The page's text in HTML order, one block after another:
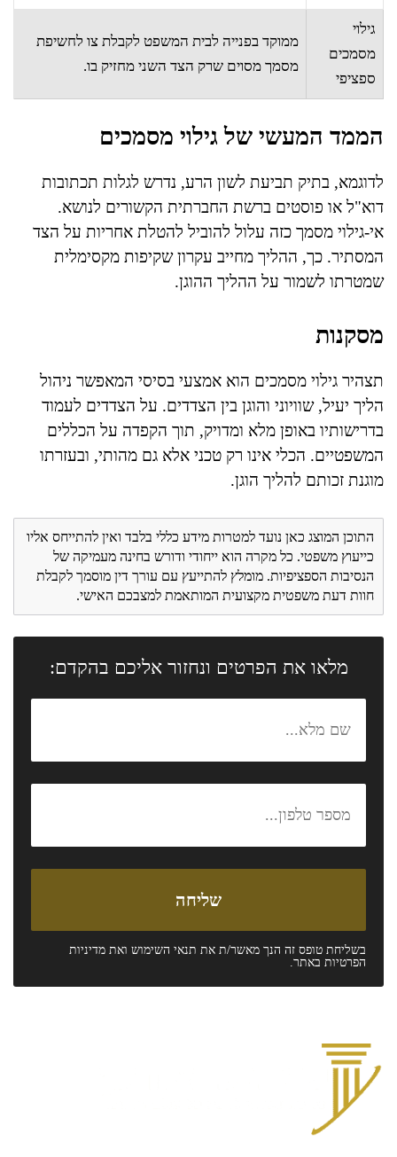
גילוי
מסמכים
ספציפי
ממוקד בפנייה לבית המשפט לקבלת צו לחשיפת
מסמך מסוים שרק הצד השני מחזיק בו.
הממד המעשי של גילוי מסמכים
לדוגמא, בתיק תביעת לשון הרע, נדרש לגלות תכתובות
דוא"ל או פוסטים ברשת החברתית הקשורים לנושא.
אי-גילוי מסמך כזה עלול להוביל להטלת אחריות על הצד
המסתיר. כך, ההליך מחייב עקרון שקיפות מקסימלית
שמטרתו לשמור על ההליך ההוגן.
מסקנות
תצהיר גילוי מסמכים הוא אמצעי בסיסי המאפשר ניהול
הליך יעיל, שוויוני והוגן בין הצדדים. על הצדדים לעמוד
בדרישותיו באופן מלא ומדויק, תוך הקפדה על הכללים
המשפטיים. הכלי אינו רק טכני אלא גם מהותי, ובעזרתו
מוגנת זכותם להליך הוגן.
התוכן המוצג כאן נועד למטרות מידע כללי בלבד ואין להתייחס אליו
כייעוץ משפטי. כל מקרה הוא ייחודי ודורש בחינה מעמיקה של
הנסיבות הספציפיות. מומלץ להתייעץ עם עורך דין מוסמך לקבלת
חוות דעת משפטית מקצועית המותאמת למצבכם האישי.
מלאו את הפרטים ונחזור אליכם בהקדם:
בשליחת טופס זה הנך מאשר/ת את תנאי השימוש ואת מדיניות
הפרטיות באתר.